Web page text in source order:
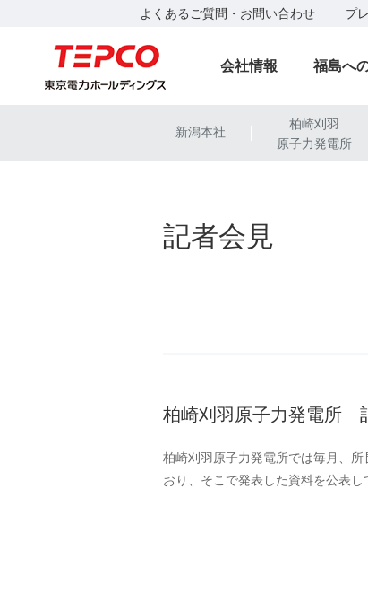
よくあるご質問・お問い合わせ プ
会社情報 福島へ
新潟本社
柏崎刈羽
原子力発電所
記者会見
柏崎刈羽原子力発電所
柏崎刈羽原子力発電所では毎月、
おり、そこで発表した資料を公表し